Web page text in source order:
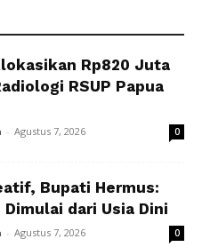
Rp820 Juta
RSUP Papua
- Agustus 7, 2026 0
Bupati Hermus:
Dimulai dari Usia Dini
- Agustus 7, 2026 0